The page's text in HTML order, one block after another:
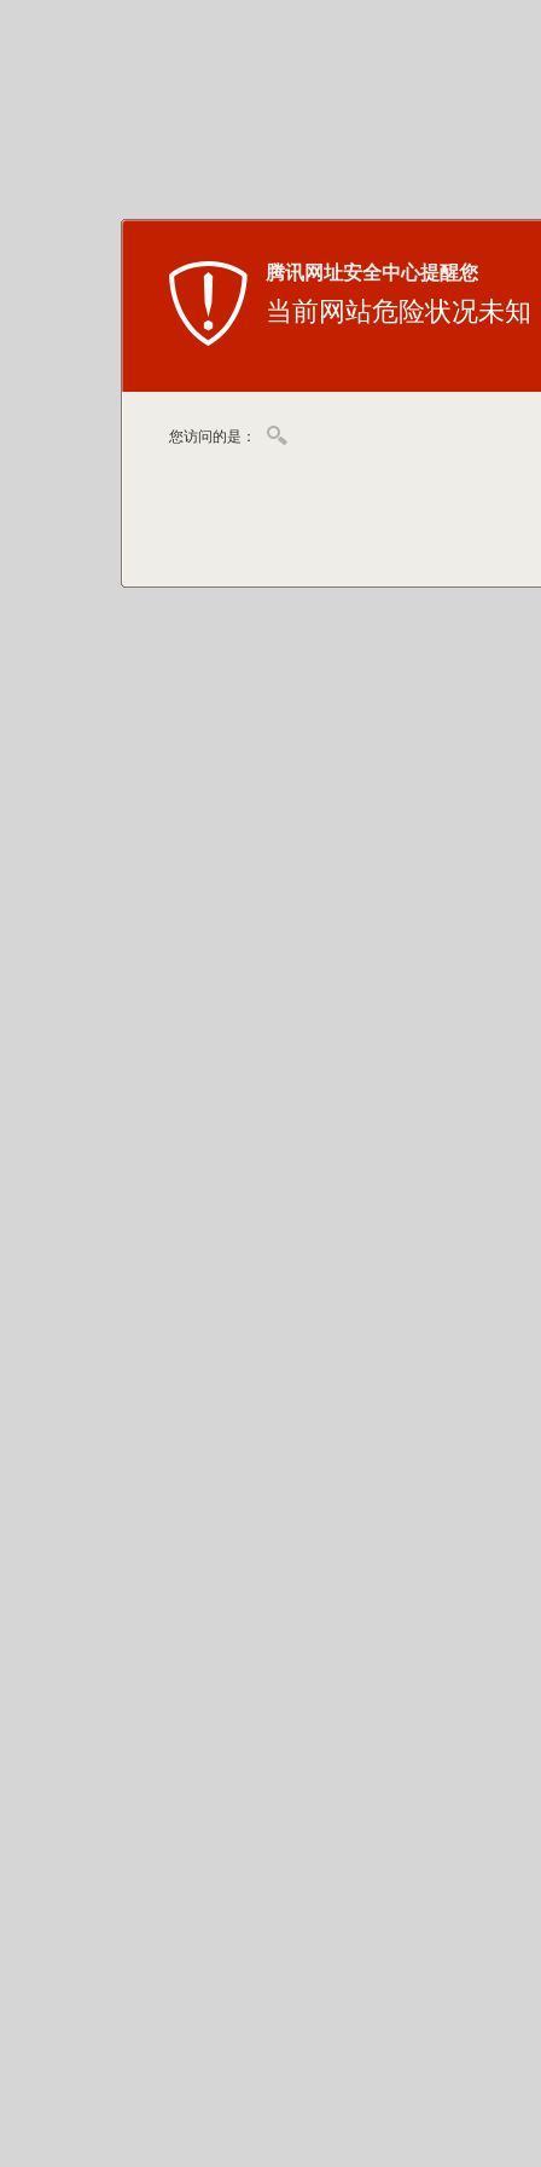
腾讯网址安全中心提醒您
当前网站危险状况未知
您访问的是：